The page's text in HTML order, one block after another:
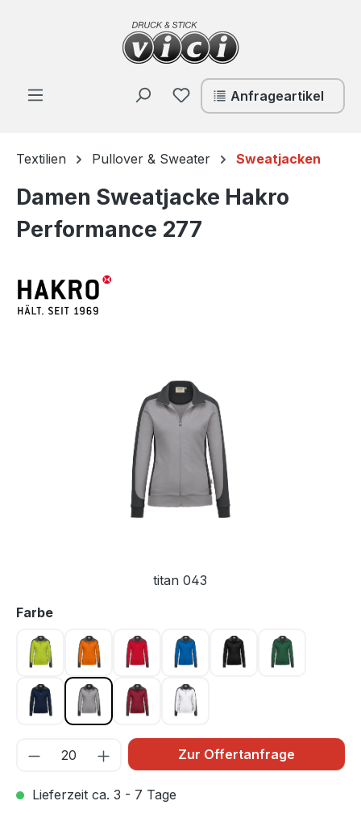
Zum Hauptinhalt springen
Du hast 0 Produkte auf
Anfrageartikel
Textilien Pullover & Sweater Sweatjacken
Damen Sweatjacke Hakro
Performance 277
titan 043
Farbeauswählen
kiwi 040orange 027rot 002 royalblau 010schwarz 005tanne 072
tinte 034titan 043weinrot 017weiß 001
Zur Offertanfrage
Lieferzeit ca. 3 - 7 Tage